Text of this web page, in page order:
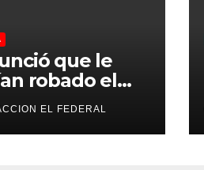
que le
robado el
y terminó
que su
lo
EL FEDERAL